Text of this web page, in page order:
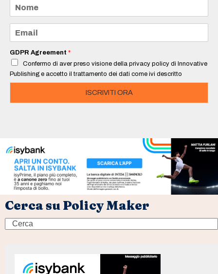
m
e
a
i
*
GDPR Agreement *
Confermo di aver preso visione della privacy policy di Innovative
Publishing e accetto il trattamento dei dati come ivi descritto
ISCRIVITI ORA
Cerca su Policy Maker
Search